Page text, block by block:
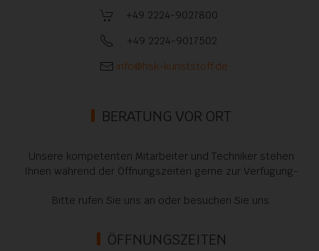
+49 2224-9027800
+49 2224-9017502
info@hsk-kunststoff.de
BERATUNG VOR ORT
Unsere kompetenten Mitarbeiter und Techniker stehen
Ihnen während der Öffnungszeiten gerne zur Verfügung-
Bitte rufen Sie uns an oder besuchen Sie uns.
ÖFFNUNGSZEITEN